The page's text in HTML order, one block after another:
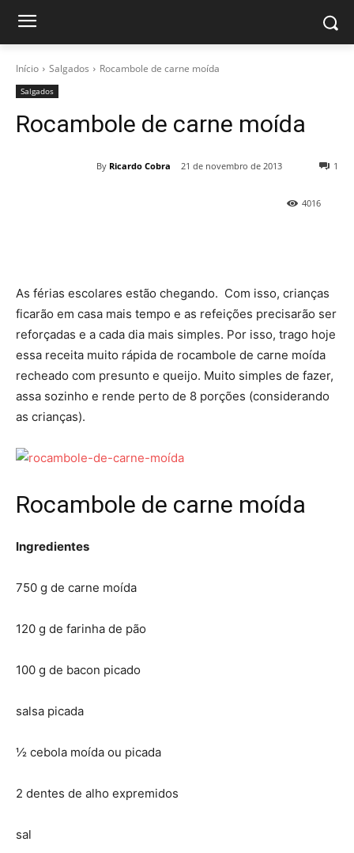
Início Salgados Rocambole de carne moída
Salgados
Rocambole de carne moída
By Ricardo Cobra 21 de novembro de 2013 1
4016
As férias escolares estão chegando. Com isso, crianças
ficarão em casa mais tempo e as refeições precisarão ser
reforçadas e a cada dia mais simples. Por isso, trago hoje
essa receita muito rápida de rocambole de carne moída
recheado com presunto e queijo. Muito simples de fazer,
assa sozinho e rende perto de 8 porções (considerando
as crianças).
Rocambole de carne moída
Ingredientes
750 g de carne moída
120 g de farinha de pão
100 g de bacon picado
salsa picada
½ cebola moída ou picada
2 dentes de alho expremidos
sal